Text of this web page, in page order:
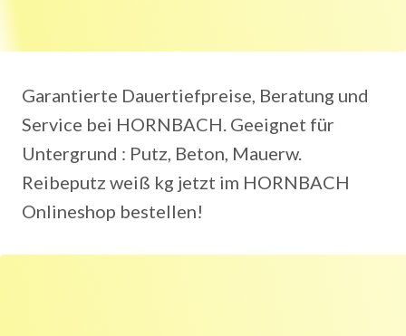
Garantierte Dauertiefpreise, Beratung und
Service bei HORNBACH. Geeignet für
Untergrund ‎: ‎Putz, Beton, Mauerw.
Reibeputz weiß kg jetzt im HORNBACH
Onlineshop bestellen!